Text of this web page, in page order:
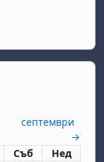
септември
→
събота
Съб неделя
Нед